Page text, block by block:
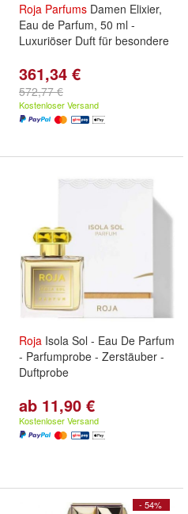
Roja Parfums Damen Elixier,
Eau de Parfum, 50 ml -
Luxuriöser Duft für besondere
361,34 €
572,77 €
Kostenloser Versand
Roja Isola Sol - Eau De Parfum
- Parfumprobe - Zerstäuber -
Duftprobe
ab 11,90 €
Kostenloser Versand
- 54%